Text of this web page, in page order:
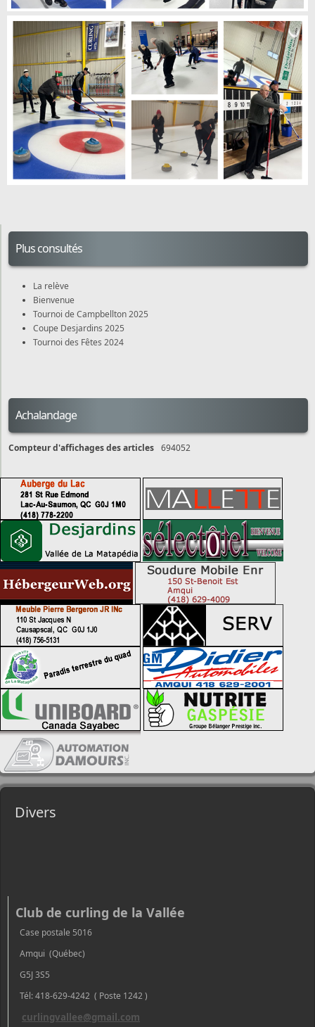
Plus consultés
La relève
Bienvenue
Tournoi de Campbellton 2025
Coupe Desjardins 2025
Tournoi des Fêtes 2024
Achalandage
Compteur d'affichages des articles 694052
Divers
Club de curling de la Vallée
Case postale 5016
Amqui (Québec)
G5J 3S5
Tél: 418-629-4242 ( Poste 1242 )
curlingvallee@gmail.com